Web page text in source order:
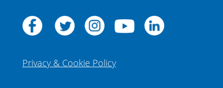
Privacy & Cookie Policy